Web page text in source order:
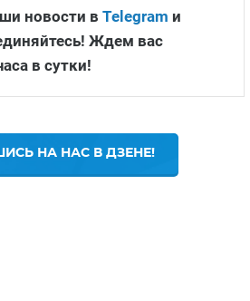
новости в Telegram и
Ждем вас
в сутки!
НА НАС В ДЗЕНЕ!